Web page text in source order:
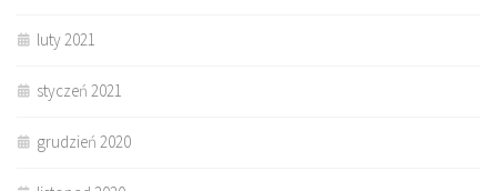
luty 2021
styczeń 2021
grudzień 2020